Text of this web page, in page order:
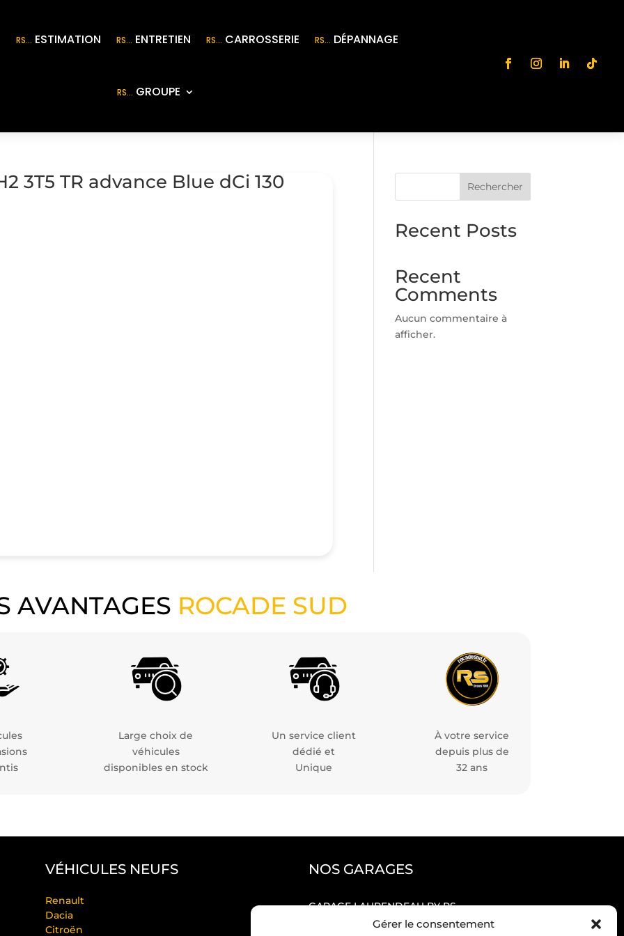
Gérer le consentement
RS… ESTIMATION RS… ENTRETIEN RS… CARROSSERIE RS… DÉPANNAGE
RS… GROUPE
3T5 TR advance Blue dCi 130 Rechercher
Recent Posts
Recent
Comments
Aucun commentaire à
afficher.
AVANTAGES ROCADE SUD
Large choix de
véhicules
disponibles en stock
Un service client
dédié et
Unique
À votre service
depuis plus de
32 ans
VÉHICULES NEUFS
Renault
Dacia
Citroën
NOS GARAGES
GARAGE LAURENDEAU BY RS
GARAGE THULEAU BY RS